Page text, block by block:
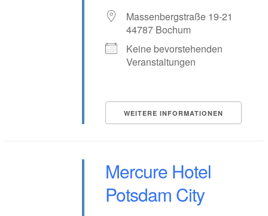
Massenbergstraße 19-21
44787 Bochum
Keine bevorstehenden
Veranstaltungen
WEITERE INFORMATIONEN
Mercure Hotel
Potsdam City